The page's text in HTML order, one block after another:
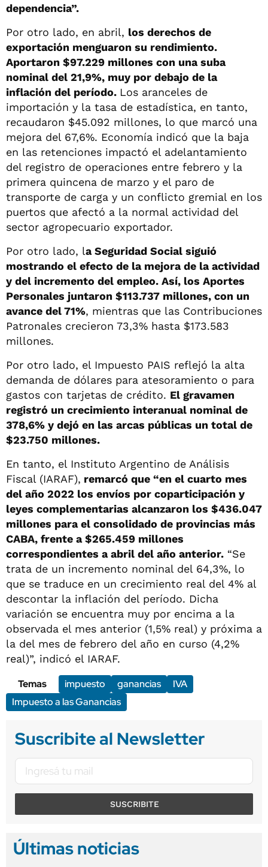
dependencia”.
Por otro lado, en abril, los derechos de
exportación menguaron su rendimiento.
Aportaron $97.229 millones con una suba
nominal del 21,9%, muy por debajo de la
inflación del período. Los aranceles de
importación y la tasa de estadística, en tanto,
recaudaron $45.092 millones, lo que marcó una
mejora del 67,6%. Economía indicó que la baja
en las retenciones impactó el adelantamiento
del registro de operaciones entre febrero y la
primera quincena de marzo y el paro de
transporte de carga y un conflicto gremial en los
puertos que afectó a la normal actividad del
sector agropecuario exportador.
Por otro lado, la Seguridad Social siguió
mostrando el efecto de la mejora de la actividad
y del incremento del empleo. Así, los Aportes
Personales juntaron $113.737 millones, con un
avance del 71%, mientras que las Contribuciones
Patronales crecieron 73,3% hasta $173.583
millones.
Por otro lado, el Impuesto PAIS reflejó la alta
demanda de dólares para atesoramiento o para
gastos con tarjetas de crédito. El gravamen
registró un crecimiento interanual nominal de
378,6% y dejó en las arcas públicas un total de
$23.750 millones.
En tanto, el Instituto Argentino de Análisis
Fiscal (IARAF), remarcó que “en el cuarto mes
del año 2022 los envíos por coparticipación y
leyes complementarias alcanzaron los $436.047
millones para el consolidado de provincias más
CABA, frente a $265.459 millones
correspondientes a abril del año anterior. “Se
trata de un incremento nominal del 64,3%, lo
que se traduce en un crecimiento real del 4% al
descontar la inflación del período. Dicha
variación se encuentra muy por encima a la
observada el mes anterior (1,5% real) y próxima a
la del mes de febrero del año en curso (4,2%
real)”, indicó el IARAF.
Temas
impuesto ganancias
IVA
Impuesto a las Ganancias
Suscribite al Newsletter
SUSCRIBITE
Últimas noticias